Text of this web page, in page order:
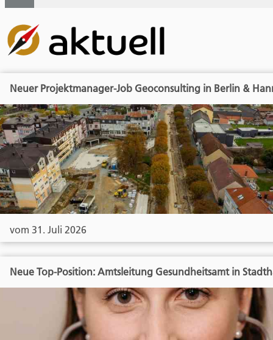
Neuer Projektmanager-Job Geoconsulting in Berlin &
vom 31. Juli 2026
Neue Top-Position: Amtsleitung Gesundheitsamt in